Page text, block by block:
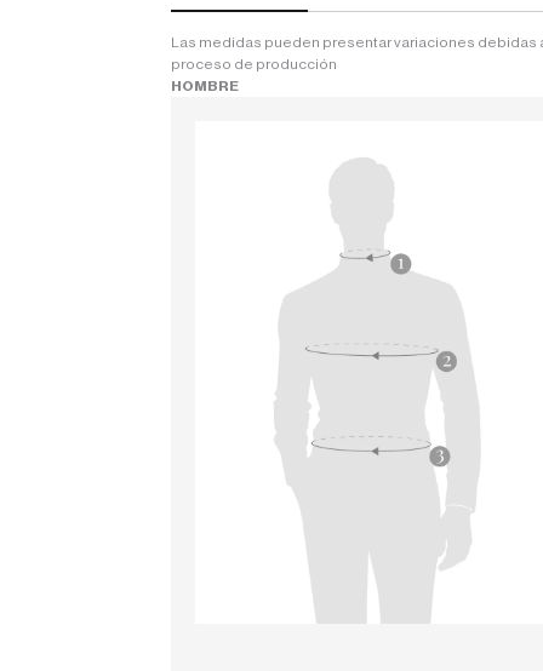
Las medidas pueden presentar variaciones debidas
proceso de producción
HOMBRE